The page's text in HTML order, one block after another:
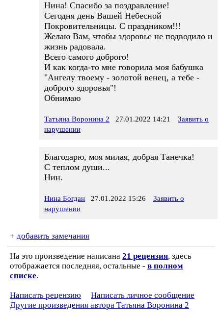
Нина! Спасибо за поздравление!
Сегодня день Вашей Небесной
Покровительницы. С праздником!!!
Желаю Вам, чтобы здоровье не подводило и
жизнь радовала.
Всего самого доброго!
И как когда-то мне говорила моя бабушка
"Ангелу твоему - золотой венец, а тебе -
доброго здоровья"!
Обнимаю
Татьяна Воронина 2 27.01.2022 14:21
Заявить о
нарушении
Благодарю, моя милая, добрая Танечка!
С теплом души...
Нин.
Нина Богдан 27.01.2022 15:26
Заявить о
нарушении
+ добавить замечания
На это произведение написана 21 рецензия, здесь
отображается последняя, остальные - в полном
списке.
Написать рецензию
Написать личное сообщение
Другие произведения автора Татьяна Воронина 2